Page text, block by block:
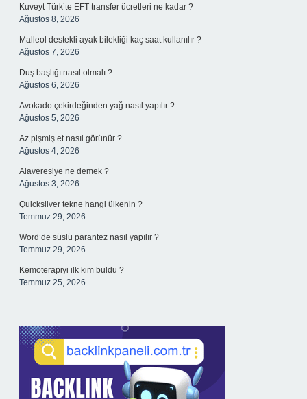
Kuveyt Türk’te EFT transfer ücretleri ne kadar ?
Ağustos 8, 2026
Malleol destekli ayak bilekliği kaç saat kullanılır ?
Ağustos 7, 2026
Duş başlığı nasıl olmalı ?
Ağustos 6, 2026
Avokado çekirdeğinden yağ nasıl yapılır ?
Ağustos 5, 2026
Az pişmiş et nasıl görünür ?
Ağustos 4, 2026
Alaveresiye ne demek ?
Ağustos 3, 2026
Quicksilver tekne hangi ülkenin ?
Temmuz 29, 2026
Word’de süslü parantez nasıl yapılır ?
Temmuz 29, 2026
Kemoterapiyi ilk kim buldu ?
Temmuz 25, 2026